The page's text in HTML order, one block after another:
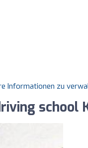
Informationen zu
school